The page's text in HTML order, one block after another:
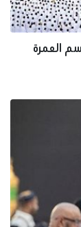
العمرة